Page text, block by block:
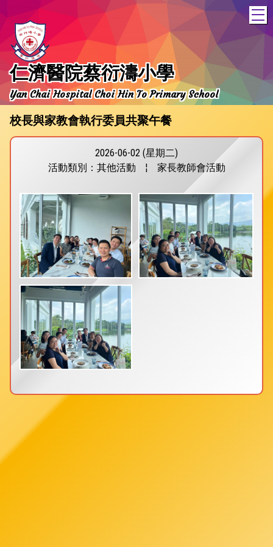
仁濟醫院蔡衍濤小學
Yan Chai Hospital Choi Hin To Primary School
校長與家教會執行委員共聚午餐
2026-06-02 (星期二)
活動類別：其他活動
¦ 家長教師會活動